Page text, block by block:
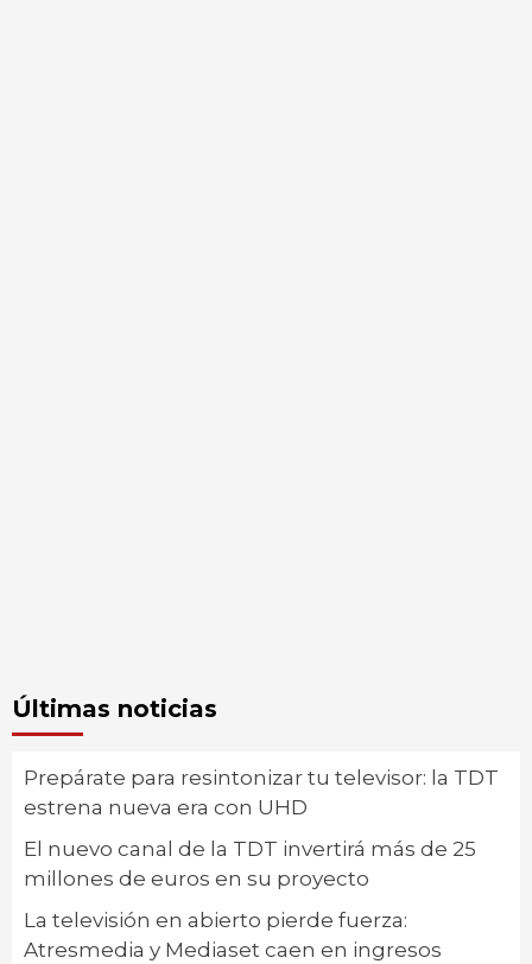
Últimas noticias
Prepárate para resintonizar tu televisor: la TDT
estrena nueva era con UHD
El nuevo canal de la TDT invertirá más de 25
millones de euros en su proyecto
La televisión en abierto pierde fuerza:
Atresmedia y Mediaset caen en ingresos